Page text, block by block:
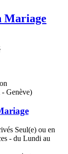
Mariage
Genève)
Seul(e) ou en
- du Lundi au